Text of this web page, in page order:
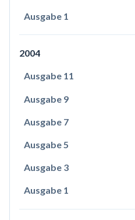
Ausgabe 1
2004
Ausgabe 11
Ausgabe 9
Ausgabe 7
Ausgabe 5
Ausgabe 3
Ausgabe 1